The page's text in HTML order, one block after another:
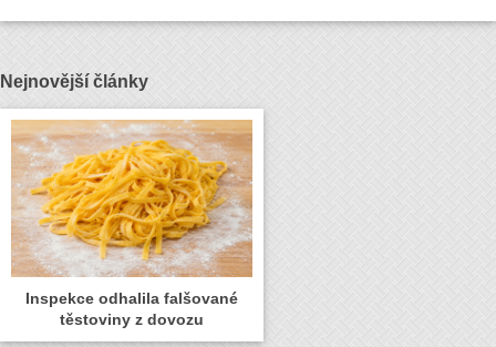
Nejnovější články
Inspekce odhalila falšované
těstoviny z dovozu